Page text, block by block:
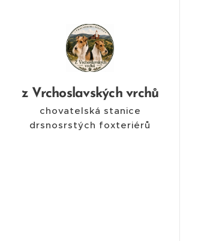
z Vrchoslavských vrchů
chovatelská stanice
drsnosrstých foxteriérů